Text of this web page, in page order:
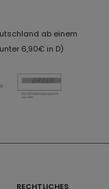
ab einem
6,90€ in D)
RECHTLICHES